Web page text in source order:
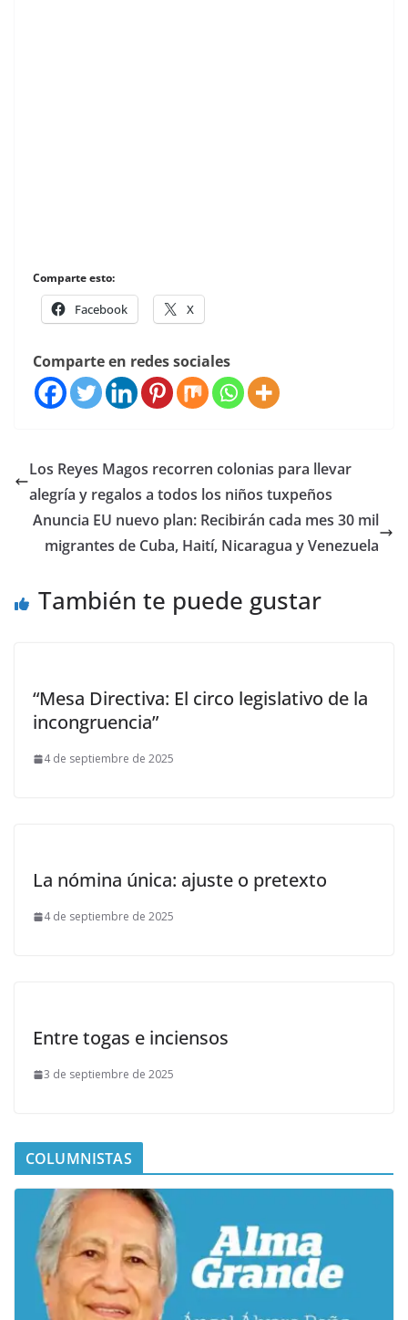
Comparte esto:
Facebook X
Comparte en redes sociales
Los Reyes Magos recorren colonias para llevar
alegría y regalos a todos los niños tuxpeños
Anuncia EU nuevo plan: Recibirán cada mes 30 mil
migrantes de Cuba, Haití, Nicaragua y Venezuela
También te puede gustar
“Mesa Directiva: El circo legislativo de la
incongruencia”
4 de septiembre de 2025
La nómina única: ajuste o pretexto
4 de septiembre de 2025
Entre togas e inciensos
3 de septiembre de 2025
COLUMNISTAS